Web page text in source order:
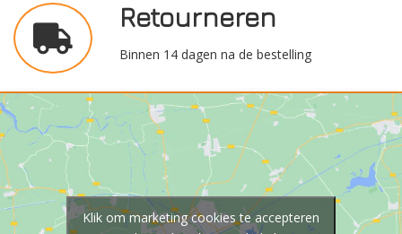
Retourneren
Binnen 14 dagen na de bestelling
Klik om marketing cookies te accepteren